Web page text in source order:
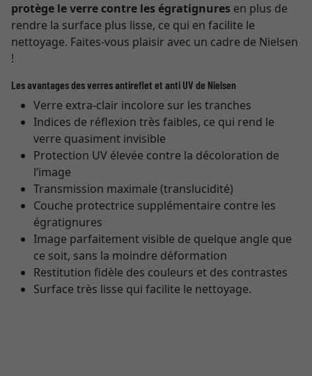
protège le verre contre les égratignures en plus de
rendre la surface plus lisse, ce qui en facilite le
nettoyage. Faites-vous plaisir avec un cadre de Nielsen
!
Les avantages des verres antireflet et anti UV de Nielsen
Verre extra-clair incolore sur les tranches
Indices de réflexion très faibles, ce qui rend le
verre quasiment invisible
Protection UV élevée contre la décoloration de
l’image
Transmission maximale (translucidité)
Couche protectrice supplémentaire contre les
égratignures
Image parfaitement visible de quelque angle que
ce soit, sans la moindre déformation
Restitution fidèle des couleurs et des contrastes
Surface très lisse qui facilite le nettoyage.